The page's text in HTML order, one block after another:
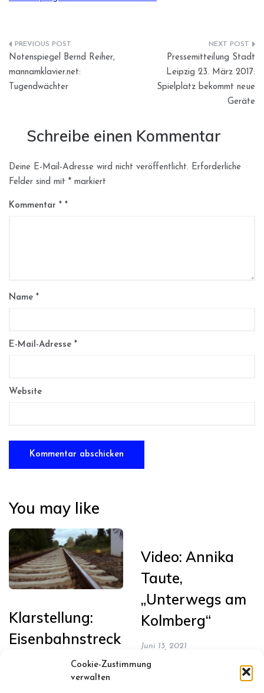
Cookie-Zustimmung
verwalten
Beitragsnavigation
Notenspiegel Bernd Reiher,
mannamklavier.net:
Tugendwächter
Pressemitteilung Stadt
Leipzig 23. März 2017:
Spielplatz bekommt neue
Geräte
Schreibe einen Kommentar
Deine E-Mail-Adresse wird nicht veröffentlicht. Erforderliche
Felder sind mit * markiert
Kommentar *
Name *
E-Mail-Adresse *
Website
You may like
Klarstellung:
Eisenbahnstreck
e Leipzig-
Chemnitz wird
Video: Annika
Taute,
„Unterwegs am
Kolmberg“
Juni 13, 2021